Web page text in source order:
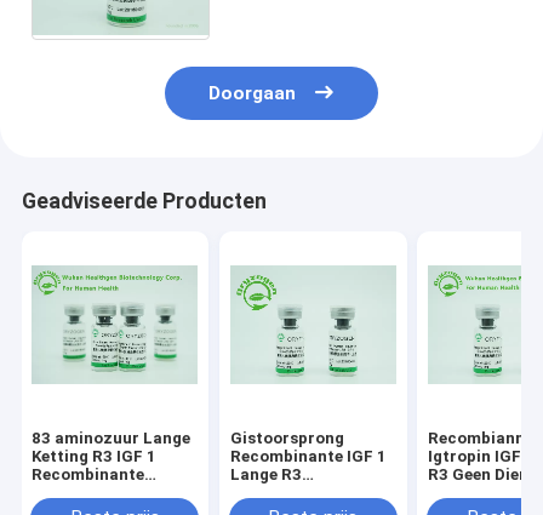
Doorgaan
Geadviseerde Producten
83 aminozuur Lange
Ketting R3 IGF 1
Recombinante
zoals de Groeifactor
Gistoorsprong
Recombinante IGF 1
Lange R3
Groter dan 90%-
Recombiannt
Igtropin IGF 1
R3 Geen